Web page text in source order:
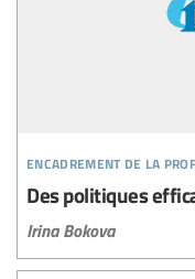
encadrement de la
Des politiques
Irina Bokova